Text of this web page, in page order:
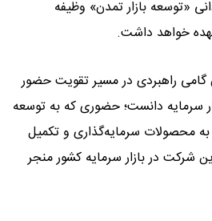
«توسعه بازار تمدن» وظیفه
عهده خواهد داشت.
گامی راهبردی در مسیر تقویت حضور
سرمایه دانست؛ حضوری که به توسعه
به محصولات سرمایه‌گذاری و تکمیل
در بازار سرمایه کشور منجر